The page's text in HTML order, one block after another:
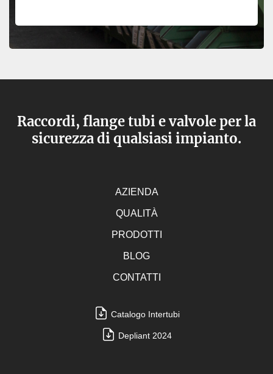
Raccordi, flange tubi e valvole per la
sicurezza di qualsiasi impianto.
AZIENDA
QUALITÀ
PRODOTTI
BLOG
CONTATTI
Catalogo Intertubi
Depliant 2024